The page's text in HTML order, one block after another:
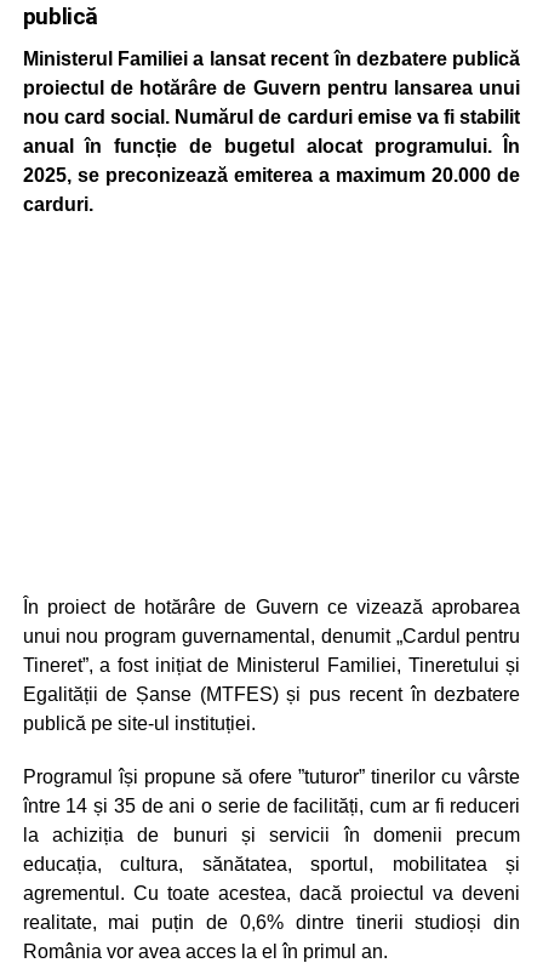
publică
Ministerul Familiei a lansat recent în dezbatere publică
proiectul de hotărâre de Guvern pentru lansarea unui
nou card social. Numărul de carduri emise va fi stabilit
anual în funcție de bugetul alocat programului. În
2025, se preconizează emiterea a maximum 20.000 de
carduri.
În proiect de hotărâre de Guvern ce vizează aprobarea
unui nou program guvernamental, denumit „Cardul pentru
Tineret”, a fost inițiat de Ministerul Familiei, Tineretului și
Egalității de Șanse (MTFES) și pus recent în dezbatere
publică pe site-ul instituției.
Programul își propune să ofere ”tuturor” tinerilor cu vârste
între 14 și 35 de ani o serie de facilități, cum ar fi reduceri
la achiziția de bunuri și servicii în domenii precum
educația, cultura, sănătatea, sportul, mobilitatea și
agrementul. Cu toate acestea, dacă proiectul va deveni
realitate, mai puțin de 0,6% dintre tinerii studioși din
România vor avea acces la el în primul an.